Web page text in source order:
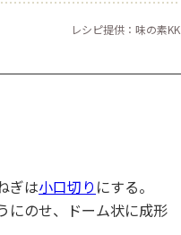
レシピ提供：味の素KK
ぎは小口切り にする。
にのせ、ドーム状に成形